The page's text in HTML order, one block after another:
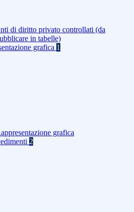
di diritto privato controllati (da
in tabelle)
grafica 1
grafica
2